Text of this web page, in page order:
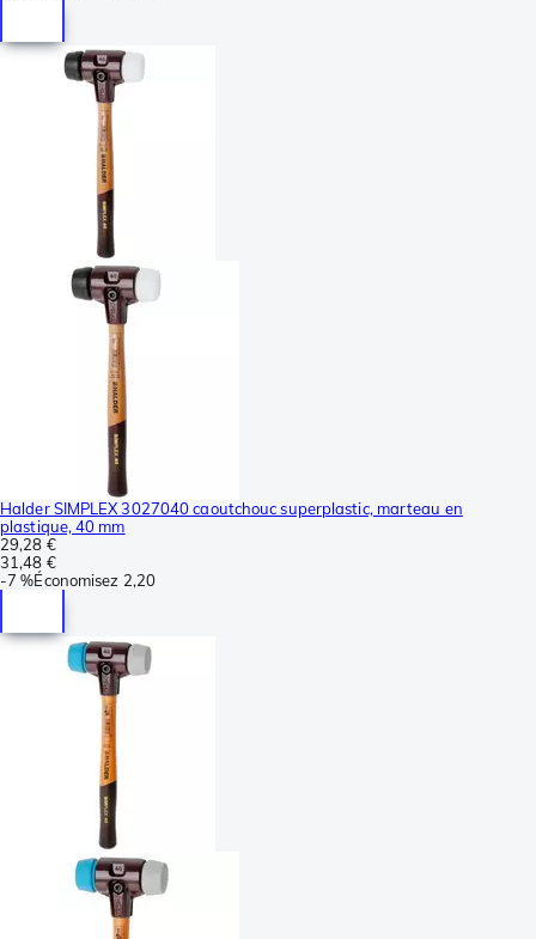
Halder SIMPLEX 3027040 caoutchouc superplastic, marteau en
plastique, 40 mm
29,28 €
31,48 €
-7 %Économisez 2,20